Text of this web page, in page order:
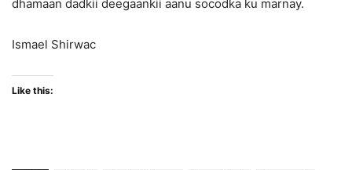
dhamaan dadkii deegaankii aanu socodka ku marnay.
Ismael Shirwac
Like this: